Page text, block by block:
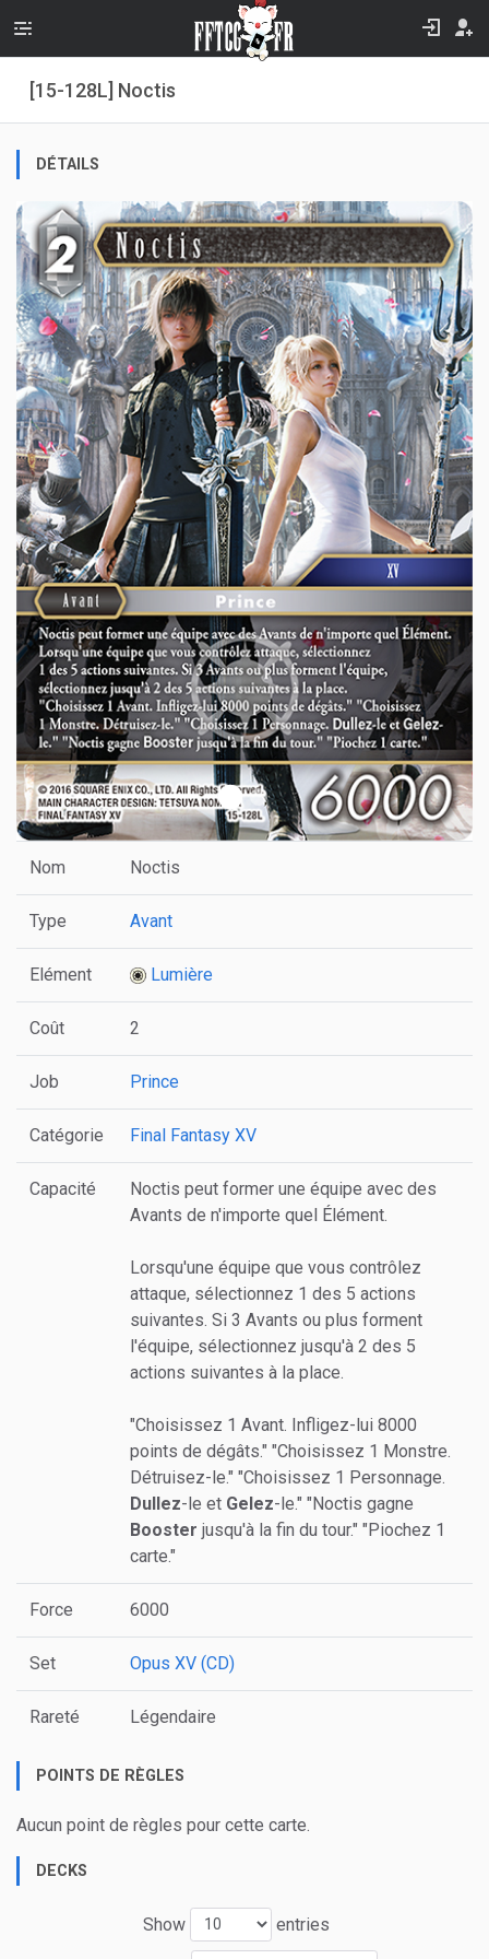
[15-128L] Noctis
DÉTAILS
Nom Noctis
Type Avant
Elément Lumière
Coût 2
Job Prince
Catégorie Final Fantasy XV
Capacité
Noctis peut former une équipe avec des
Avants de n'importe quel Élément.
Lorsqu'une équipe que vous contrôlez
attaque, sélectionnez 1 des 5 actions
suivantes. Si 3 Avants ou plus forment
l'équipe, sélectionnez jusqu'à 2 des 5
actions suivantes à la place.
"Choisissez 1 Avant. Infligez-lui 8000
points de dégâts." "Choisissez 1 Monstre.
Détruisez-le." "Choisissez 1 Personnage.
Dullez-le et Gelez-le." "Noctis gagne
Booster jusqu'à la fin du tour." "Piochez 1
carte."
Force 6000
Set Opus XV (CD)
Rareté Légendaire
POINTS DE RÈGLES
Aucun point de règles pour cette carte.
DECKS
Show entries